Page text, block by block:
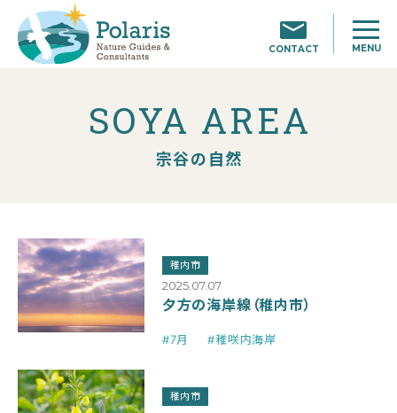
CONTACT MENU
SOYA AREA
宗谷の自然
稚内市
2025.07.07
夕方の海岸線（稚内市）
#7月 #稚咲内海岸
稚内市